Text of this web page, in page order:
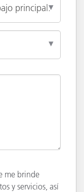
me brinde
y servicios, así